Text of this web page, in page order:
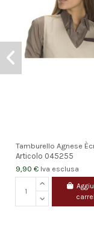
Tamburello Agnese
Articolo 045255
9,90 € Iva esclusa